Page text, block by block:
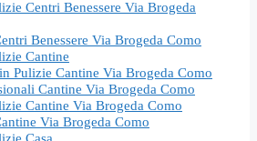
Centri Benessere Via Brogeda
Benessere Via Brogeda Como
Cantine
Pulizie Cantine Via Brogeda Como
Cantine Via Brogeda Como
Cantine Via Brogeda Como
Via Brogeda Como
Casa